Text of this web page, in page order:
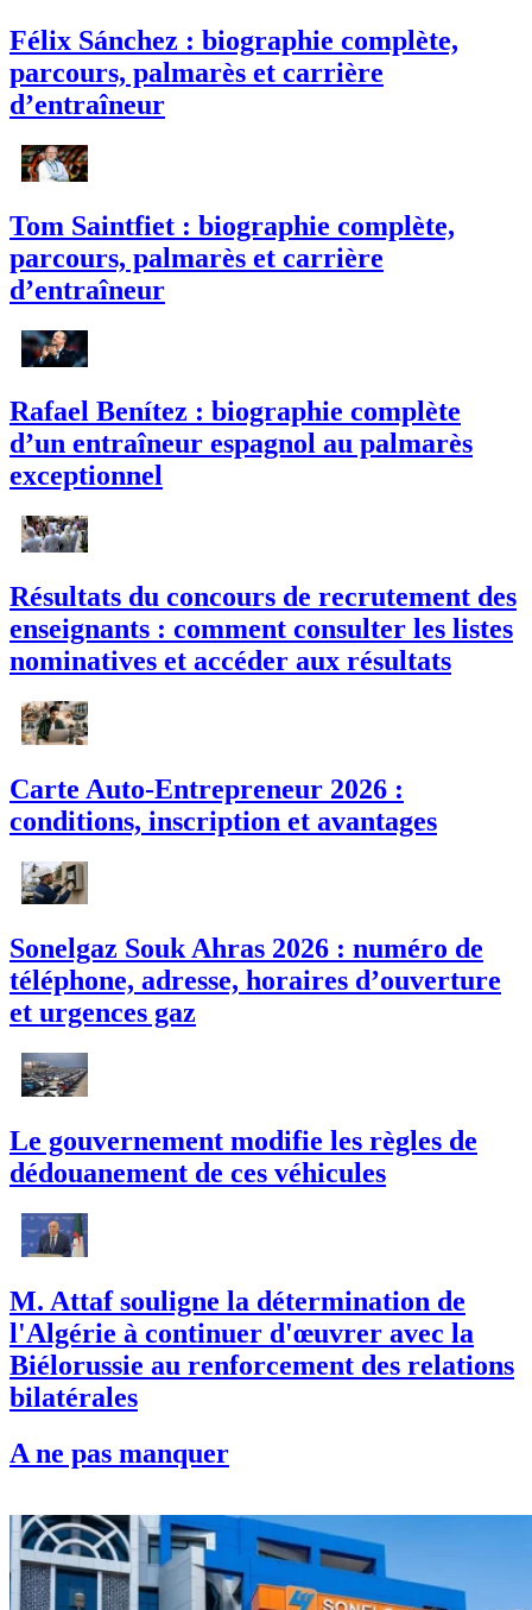
Félix Sánchez : biographie complète,
parcours, palmarès et carrière
d’entraîneur
Tom Saintfiet : biographie complète,
parcours, palmarès et carrière
d’entraîneur
Rafael Benítez : biographie complète
d’un entraîneur espagnol au palmarès
exceptionnel
Résultats du concours de recrutement des
enseignants : comment consulter les listes
nominatives et accéder aux résultats
Carte Auto-Entrepreneur 2026 :
conditions, inscription et avantages
Sonelgaz Souk Ahras 2026 : numéro de
téléphone, adresse, horaires d’ouverture
et urgences gaz
Le gouvernement modifie les règles de
dédouanement de ces véhicules
M. Attaf souligne la détermination de
l'Algérie à continuer d'œuvrer avec la
Biélorussie au renforcement des relations
bilatérales
A ne pas manquer